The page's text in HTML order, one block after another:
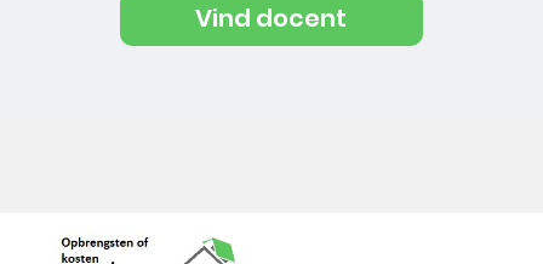
Vind docent